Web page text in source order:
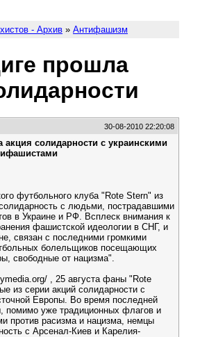
- Архив » Антифашизм
прошла
30-08-2010 22:20:08
акция солидарности с украинскими
футбольного клуба "Rote Stern" из
с людьми, пострадавшими
в Украине и РФ. Всплеск внимания к
фашистской идеологии в СНГ, и
связан с последними громкими
болельщиков посещающих
свободные от нацизма".
, 25 августа фаны "Rote
из серии акций солидарности с
Европы. Во время последней
помимо уже традиционных флагов и
против расизма и нацизма, немцы
с Арсенал-Киев и Карелия-